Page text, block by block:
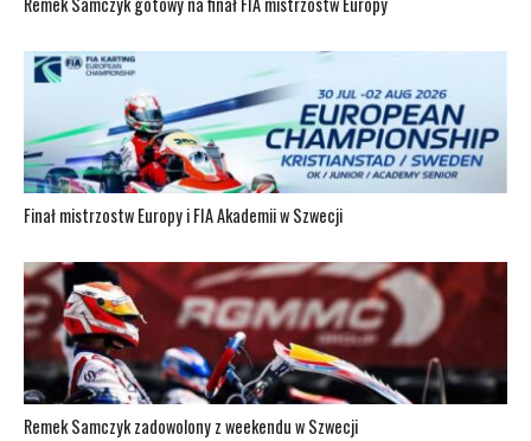
Finał mistrzostw Europy i FIA Akademii w Szwecji
Remek Samczyk zadowolony z weekendu w Szwecji